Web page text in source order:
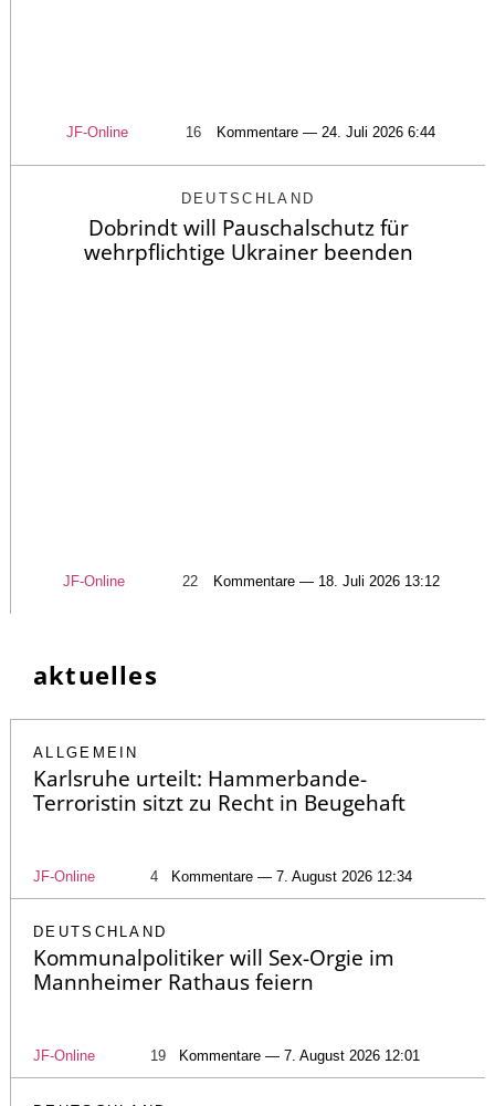
JF-Online 16 Kommentare — 24. Juli 2026 6:44
DEUTSCHLAND
Dobrindt will Pauschalschutz für
wehrpflichtige Ukrainer beenden
JF-Online 22 Kommentare — 18. Juli 2026 13:12
aktuelles
ALLGEMEIN
Karlsruhe urteilt: Hammerbande-
Terroristin sitzt zu Recht in Beugehaft
JF-Online 4 Kommentare — 7. August 2026 12:34
DEUTSCHLAND
Kommunalpolitiker will Sex-Orgie im
Mannheimer Rathaus feiern
JF-Online 19 Kommentare — 7. August 2026 12:01